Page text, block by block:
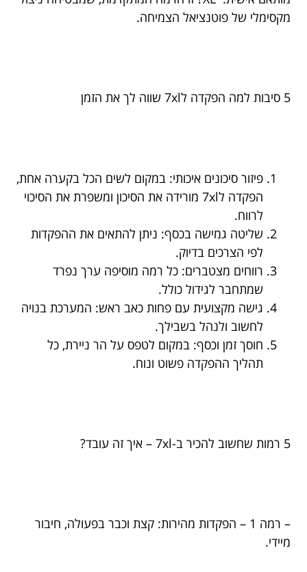
מקסימלי של פוטנציאל הצמיחה.
5 סיבות למה הפקדה ל7xl שווה לך את הזמן
פיזור סיכונים איכותי: במקום לשים הכל בקערה אחת,
הפקדה ל7xl מורידה את הסיכון ומשפרת את הסיכוי
לרווח.
שליטה גמישה בכסף: ניתן להתאים את ההפקדות
לפי הצרכים בדיוק.
רווחים מצטברים: כל רמה מוסיפה ערך נפרד
שמתחבר לגידול כולל.
גישה מקצועית עם פחות כאב ראש: המערכת בנויה
לחשוב ולנהל בשבילך.
חוסך זמן וכסף: במקום לטפס על הר ניירת, כל
תהליך ההפקדה פשוט ונוח.
5 רמות שחשוב להכיר ב-7xl – איך זה עובד?
– רמה 1 – הפקדות מהירות: קצת וכבר בפעולה, חיבור
מיידי.